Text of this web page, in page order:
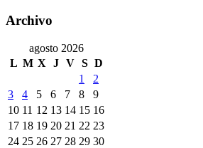
Archivo
agosto 2026
L M X J V S D
1
2
3
4 5 6 7 8
9
10 11 12 13 14 15 16
17 18 19 20 21 22 23
24 25 26 27 28 29 30